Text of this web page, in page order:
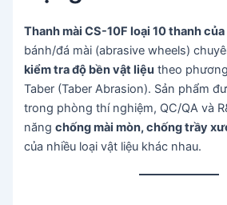
Thanh mài CS-10F loại 10 thanh
bánh/đá mài (abrasive wheels)
kiểm tra độ bền vật liệu theo
Taber (Taber Abrasion). Sản phẩm
trong phòng thí nghiệm, QC/QA và
năngchống mài mòn, chống trầy
của nhiều loại vật liệu khác nhau.